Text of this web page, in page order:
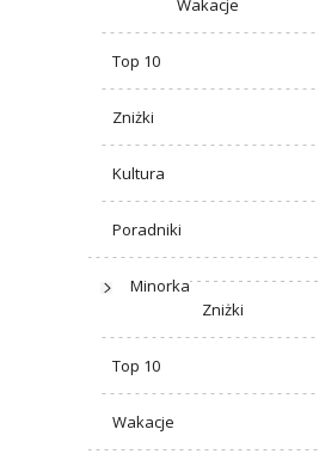
Wakacje
Top 10
Zniżki
Kultura
Poradniki
Minorka
Zniżki
Top 10
Wakacje